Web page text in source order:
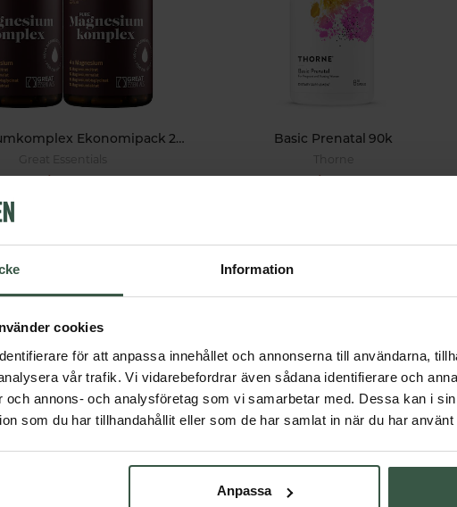
Information
cookies
för att anpassa innehållet och annonserna till användarna,
vår trafik. Vi vidarebefordrar även sådana identifierare och
och annons- och analysföretag som vi samarbetar med. Dessa kan i
som du har tillhandahållit eller som de har samlat in när du har
Anpassa
Magnesiumkomplex Ekonomipack 2x90k
Great Essentials
299 kr
LÄGG I VARUKORGEN
Basic Prenatal 90k
Thorne
370 kr
Lär dig mer